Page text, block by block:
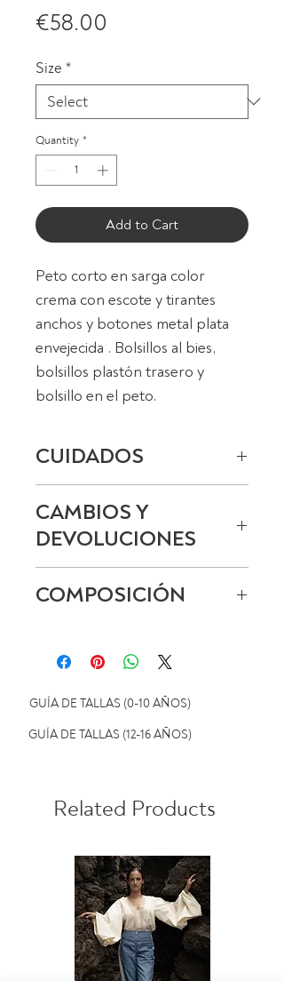
€58.00
Size *
Quantity *
Add to Cart
Peto corto en sarga color
crema con escote y tirantes
anchos y botones metal plata
envejecida . Bolsillos al bies,
bolsillos plastón trasero y
bolsillo en el peto.
CUIDADOS
baja temperatura.
No usar lejía, no usar
CAMBIOS Y
DEVOLUCIONES
Ver política de cambios y
devoluciones
COMPOSICIÓN
GUÍA DE TALLAS (0-10 AÑOS)
GUÍA DE TALLAS (12-16 AÑOS)
Related Products